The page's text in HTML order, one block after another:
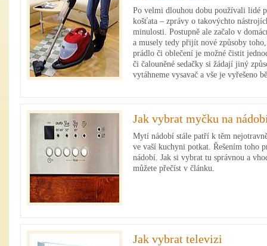
Po velmi dlouhou dobu používali lidé
košťata – zprávy o takovýchto
minulosti. Postupně ale začalo v
a musely tedy přijít nové způsoby
prádlo či oblečení je možné čistit
či čalouněné sedačky si žádají jiný
vytáhneme vysavač a vše je vyřešeno
Jak vybrat myčku na
Mytí nádobí stále patří k těm
ve vaší kuchyni potkat. Řešením toho
nádobí. Jak si vybrat tu správnou a
můžete přečíst v článku.
Jak vybrat televizi